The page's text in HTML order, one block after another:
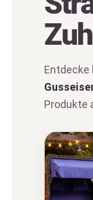
Entdecke
Produkte